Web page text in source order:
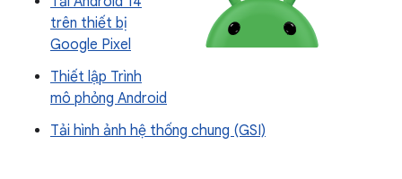
trên thiết bị
Google Pixel
Thiết lập Trình
mô phỏng Android
Tải hình ảnh hệ thống chung (GSI)